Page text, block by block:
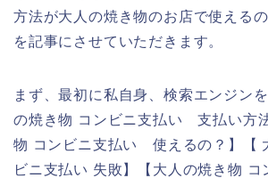
方法が大人の焼き物のお店で使える
を記事にさせていただきます。
まず、最初に私自身、検索エンジン
の焼き物 コンビニ支払い 支払い方
物 コンビニ支払い 使えるの？】【
ビニ支払い 失敗】【大人の焼き物